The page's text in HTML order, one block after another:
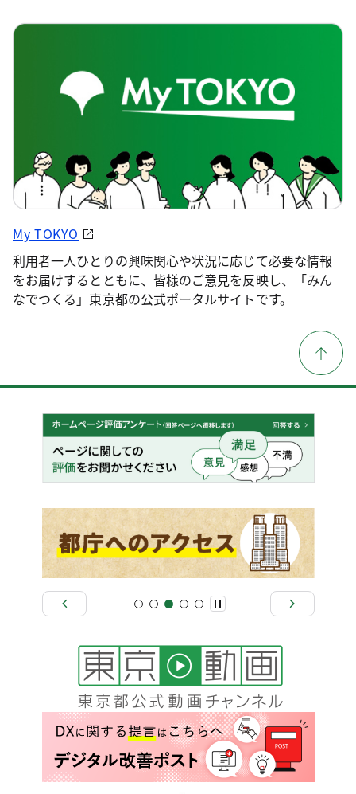
My TOKYO
利用者一人ひとりの興味関心や状況に応じて必要な情報
をお届けするとともに、皆様のご意見を反映し、「みん
なでつくる」東京都の公式ポータルサイトです。